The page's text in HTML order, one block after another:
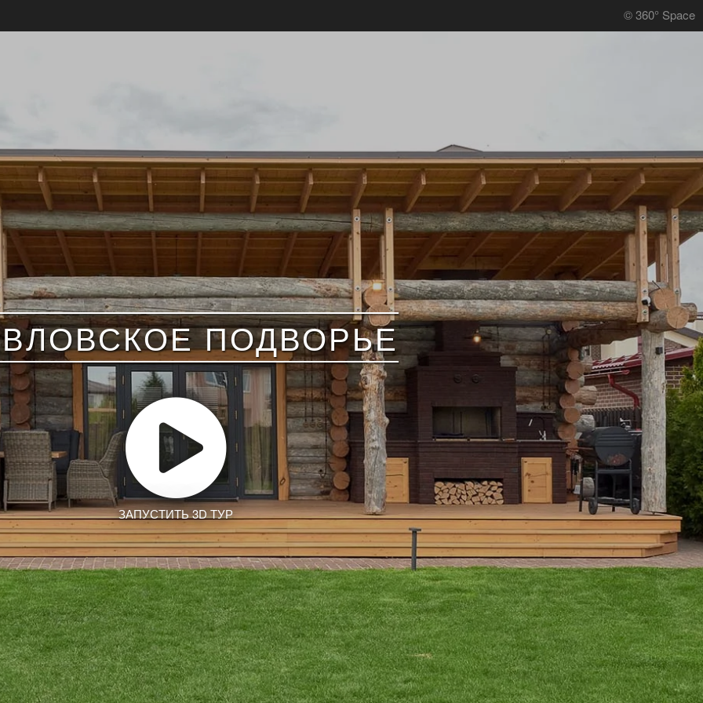
© 360° Space
ПОДВОРЬЕ
ЗАПУСТИТЬ 3D ТУР